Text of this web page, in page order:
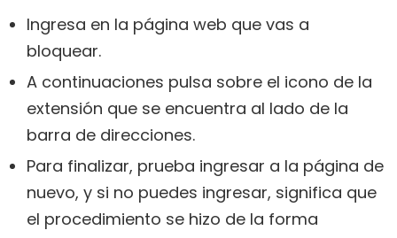
Ingresa en la página web que vas a
bloquear.
A continuaciones pulsa sobre el icono de la
extensión que se encuentra al lado de la
barra de direcciones.
Para finalizar, prueba ingresar a la página de
nuevo, y si no puedes ingresar, significa que
el procedimiento se hizo de la forma